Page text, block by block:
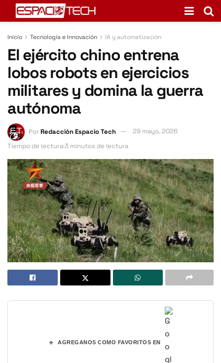
Inicio Tecnología e Innovación IA y automatización
El ejército chino entrena
lobos robots en ejercicios
militares y domina la guerra
autónoma
PorRedacción Espacio Tech
29 mayo, 2026
Tiempo de lectura:3 minutos de lectura
+ AGREGANOS COMO FAVORITOS EN